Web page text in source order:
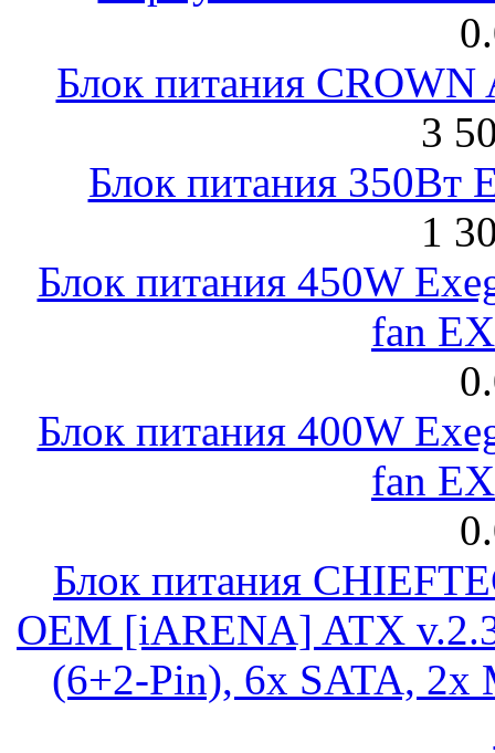
Блок питания
3
Блок питания 350Вт
1
Блок питания 450W
fan
Блок питания 400W
fan
Блок питания
OEM [iARENA] ATX
(6+2-Pin), 6x SATA, 2x